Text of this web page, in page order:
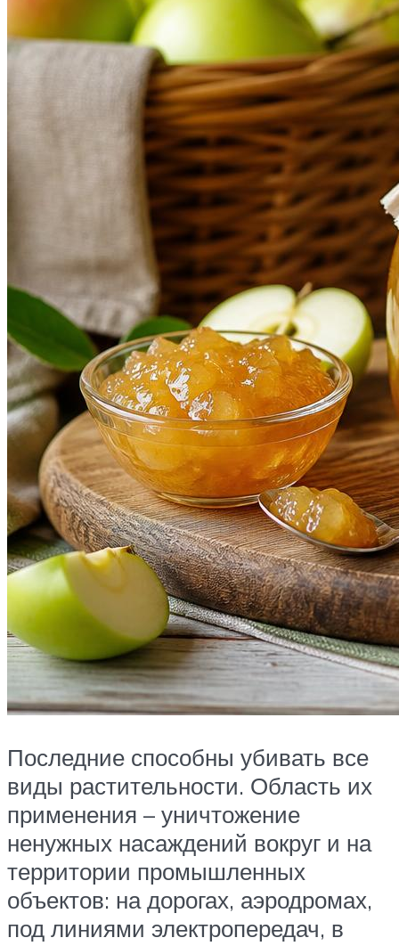
Последние способны убивать все
виды растительности. Область их
применения – уничтожение
ненужных насаждений вокруг и на
территории промышленных
объектов: на дорогах, аэродромах,
под линиями электропередач, в